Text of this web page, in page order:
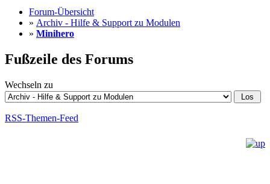
Forum-Übersicht
» Archiv - Hilfe & Support zu Modulen
» Minihero
Fußzeile des Forums
Wechseln zu
RSS-Themen-Feed